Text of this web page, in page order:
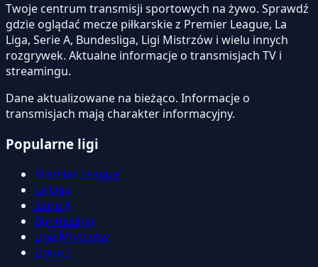
Twoje centrum transmisji sportowych na żywo. Sprawdź
gdzie oglądać mecze piłkarskie z Premier League, La
Liga, Serie A, Bundesliga, Ligi Mistrzów i wielu innych
rozgrywek. Aktualne informacje o transmisjach TV i
streamingu.
Dane aktualizowane na bieżąco. Informacje o
transmisjach mają charakter informacyjny.
Popularne ligi
Premier League
La Liga
Serie A
Bundesliga
Liga Mistrzów
Ligue 1